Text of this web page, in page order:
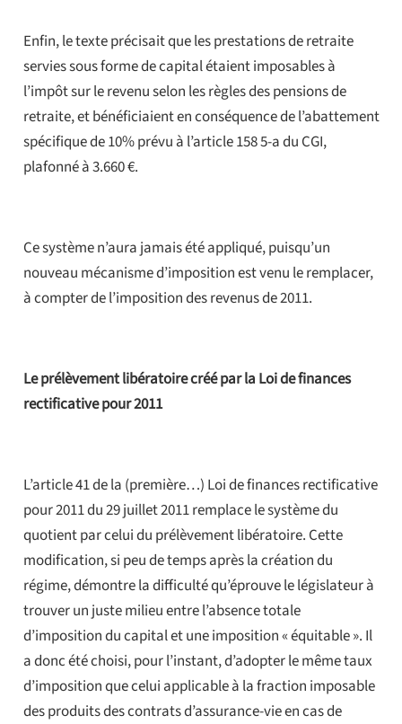
Enfin, le texte précisait que les prestations de retraite
servies sous forme de capital étaient imposables à
l’impôt sur le revenu selon les règles des pensions de
retraite, et bénéficiaient en conséquence de l’abattement
spécifique de 10% prévu à l’article 158 5-a du CGI,
plafonné à 3.660 €.
Ce système n’aura jamais été appliqué, puisqu’un
nouveau mécanisme d’imposition est venu le remplacer,
à compter de l’imposition des revenus de 2011.
Le prélèvement libératoire créé par la Loi de finances
rectificative pour 2011
L’article 41 de la (première…) Loi de finances rectificative
pour 2011 du 29 juillet 2011 remplace le système du
quotient par celui du prélèvement libératoire. Cette
modification, si peu de temps après la création du
régime, démontre la difficulté qu’éprouve le législateur à
trouver un juste milieu entre l’absence totale
d’imposition du capital et une imposition « équitable ». Il
a donc été choisi, pour l’instant, d’adopter le même taux
d’imposition que celui applicable à la fraction imposable
des produits des contrats d’assurance-vie en cas de